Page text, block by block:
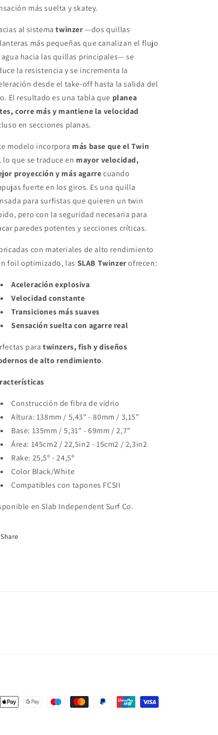
más suelta y skatey.
al sistematwinzer—dos quillas
más pequeñas que canalizan el flujo
agua hacia las quillas principales— se
la resistencia y se incrementa la
desde el take-off hasta la salida del
El resultado es una tabla que planea
corre más y mantiene la velocidad
en secciones planas.
modelo incorpora más base que el Twin
, lo que se traduce en mayor velocidad,
proyección y más agarrecuando
fuerte en los giros. Es una quilla
para surfistas que quieren un twin
pero con la seguridad necesaria para
paredes potentes y secciones críticas.
con materiales de alto rendimiento
foil optimizado, las SLAB Twinzerofrecen:
Aceleración explosiva
Velocidad constante
Transiciones más suaves
Sensación suelta con agarre real
para twinzers, fish y diseños
de alto rendimiento.
Construcción de fibra de vidrio
Altura: 138mm / 5,43" - 80mm / 3,15"
Base: 135mm / 5,31" - 69mm / 2,7"
Área: 145cm2 / 22,5in2 - 15cm2 / 2,3in2
Rake: 25,5º - 24,5º
Color Black/White
Compatibles con tapones FCSII
en Slab Independent Surf Co.
Share